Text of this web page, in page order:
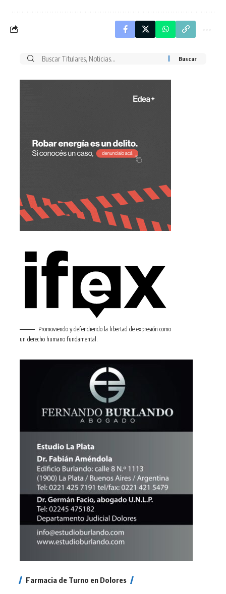
Buscar
Promoviendo y defendiendo la libertad de expresión como
un derecho humano fundamental.
Farmacia de Turno en Dolores